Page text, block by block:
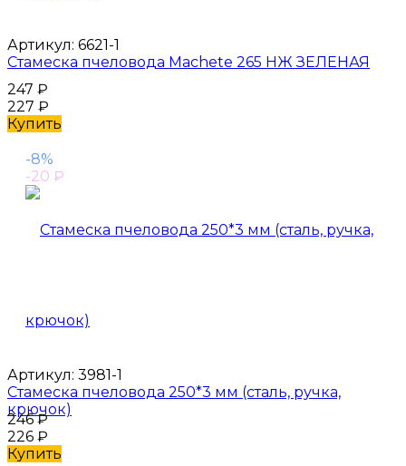
Артикул: 6621-1
Стамеска пчеловода Machete 265 НЖ ЗЕЛЕНАЯ
247 ₽
227 ₽
Купить
-8%
-20 ₽
Артикул: 3981-1
Стамеска пчеловода 250*3 мм (сталь, ручка,
крючок)
246₽
226 ₽
Купить